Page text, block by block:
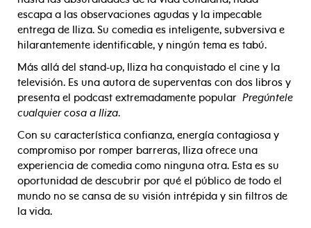
escapa a las observaciones agudas y la impecable
entrega de Iliza. Su comedia es inteligente, subversiva e
hilarantemente identificable, y ningún tema es tabú.
Más allá del stand-up, Iliza ha conquistado el cine y la
televisión. Es una autora de superventas con dos libros y
presenta el podcast extremadamente popular Pregúntele
cualquier cosa a Iliza.
Con su característica confianza, energía contagiosa y
compromiso por romper barreras, Iliza ofrece una
experiencia de comedia como ninguna otra. Esta es su
oportunidad de descubrir por qué el público de todo el
mundo no se cansa de su visión intrépida y sin filtros de
la vida.